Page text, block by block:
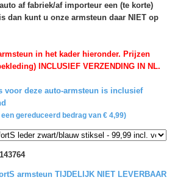
af fabriek/af importeur een (te korte)
dan kunt u onze armsteun daar NIET op
in het kader hieronder. Prijzen
INCLUSIEF VERZENDING IN NL.
voor deze auto-armsteun is inclusief
gereduceerd bedrag van € 4,99)
armsteun TIJDELIJK NIET LEVERBAAR